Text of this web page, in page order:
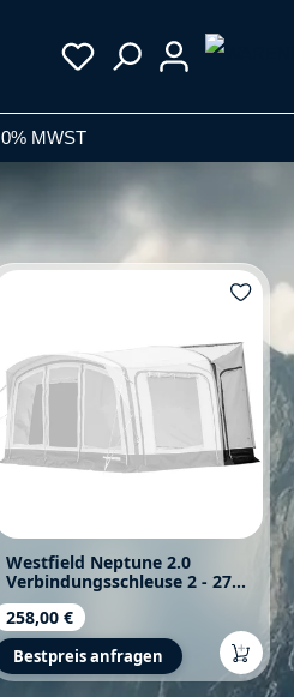
0% MWST
Westfield Neptune 2.0
Verbindungsschleuse 2 - 270
- 290 cm
Regulärer Preis:
258,00 €
Bestpreis anfragen